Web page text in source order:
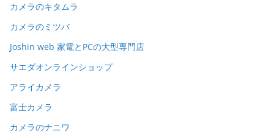
カメラのキタムラ
カメラのミツバ
Joshin web 家電とPCの大型専門店
サエダオンラインショップ
アライカメラ
富士カメラ
カメラのナニワ